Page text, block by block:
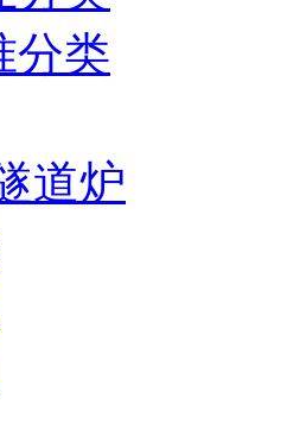
分类
道炉